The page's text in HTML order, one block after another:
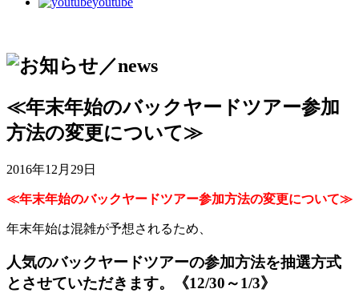
≪年末年始のバックヤードツアー参加
方法の変更について≫
2016年12月29日
≪年末年始のバックヤードツアー参加方法の変更について≫
年末年始は混雑が予想されるため、
人気のバックヤードツアーの参加方法を抽選方式
とさせていただきます。《12/30～1/3》